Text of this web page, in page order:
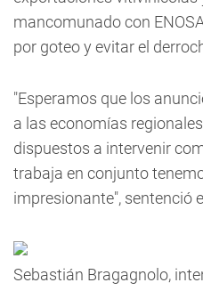
mancomunado con
por goteo y evitar el
"Esperamos que los
a las economías
dispuestos a intervenir
trabaja en conjunto
impresionante", sentenció
Sebastián Bragagnolo,